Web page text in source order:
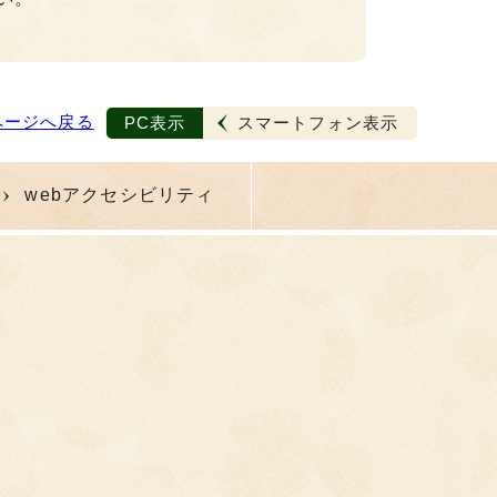
ジへ戻る PC表示 スマートフォン表示
webアクセシビリティ